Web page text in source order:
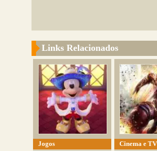
Links Relacionados
Jogos
Cinema e TV